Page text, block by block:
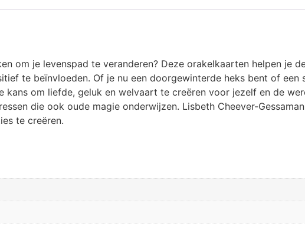
om je levenspad te veranderen? Deze orakelkaarten helpen je
te beïnvloeden. Of je nu een doorgewinterde heks bent of een
om liefde, geluk en welvaart te creëren voor jezelf en de
die ook oude magie onderwijzen. Lisbeth Cheever-
te creëren.